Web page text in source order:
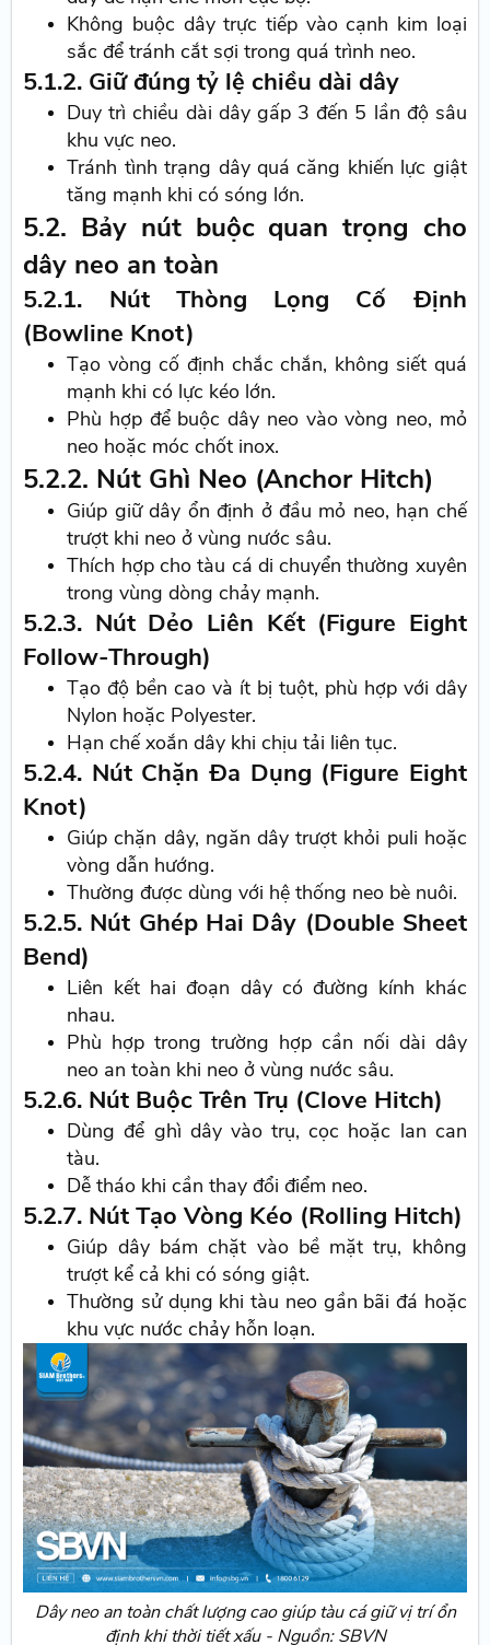
Không buộc dây trực tiếp vào cạnh kim loại
sắc để tránh cắt sợi trong quá trình neo.
5.1.2. Giữ đúng tỷ lệ chiều dài dây
Duy trì chiều dài dây gấp 3 đến 5 lần độ sâu
khu vực neo.
Tránh tình trạng dây quá căng khiến lực giật
tăng mạnh khi có sóng lớn.
5.2. Bảy nút buộc quan trọng cho
dây neo an toàn
5.2.1. Nút Thòng Lọng Cố Định
(Bowline Knot)
Tạo vòng cố định chắc chắn, không siết quá
mạnh khi có lực kéo lớn.
Phù hợp để buộc dây neo vào vòng neo, mỏ
neo hoặc móc chốt inox.
5.2.2. Nút Ghì Neo (Anchor Hitch)
Giúp giữ dây ổn định ở đầu mỏ neo, hạn chế
trượt khi neo ở vùng nước sâu.
Thích hợp cho tàu cá di chuyển thường xuyên
trong vùng dòng chảy mạnh.
5.2.3. Nút Dẻo Liên Kết (Figure Eight
Follow-Through)
Tạo độ bền cao và ít bị tuột, phù hợp với dây
Nylon hoặc Polyester.
Hạn chế xoắn dây khi chịu tải liên tục.
5.2.4. Nút Chặn Đa Dụng (Figure Eight
Knot)
Giúp chặn dây, ngăn dây trượt khỏi puli hoặc
vòng dẫn hướng.
Thường được dùng với hệ thống neo bè nuôi.
5.2.5. Nút Ghép Hai Dây (Double Sheet
Bend)
Liên kết hai đoạn dây có đường kính khác
nhau.
Phù hợp trong trường hợp cần nối dài dây
neo an toàn khi neo ở vùng nước sâu.
5.2.6. Nút Buộc Trên Trụ (Clove Hitch)
Dùng để ghì dây vào trụ, cọc hoặc lan can
tàu.
Dễ tháo khi cần thay đổi điểm neo.
5.2.7. Nút Tạo Vòng Kéo (Rolling Hitch)
Giúp dây bám chặt vào bề mặt trụ, không
trượt kể cả khi có sóng giật.
Thường sử dụng khi tàu neo gần bãi đá hoặc
khu vực nước chảy hỗn loạn.
Dây neo an toàn chất lượng cao giúp tàu cá giữ vị trí ổn
định khi thời tiết xấu - Nguồn: SBVN